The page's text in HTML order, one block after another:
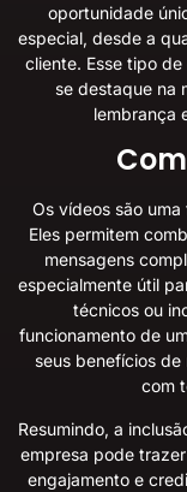
oportunidade
especial, desde a
cliente. Esse tipo
se destaque na
lembrança
Os vídeos são
Eles permitem
mensagens
especialmente útil
técnicos ou
funcionamento de
seus benefícios
com
Resumindo, a
empresa pode
engajamento e